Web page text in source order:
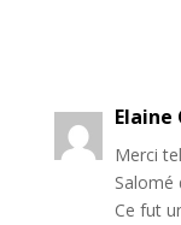
Elaine
Merci
Salomé
Ce fut